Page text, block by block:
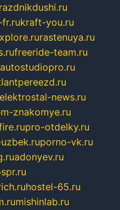
kraft-you.ru
rastenuya.ru
freeride-team.ru
autostudiopro.ru
elektrostal-news.ru
znakomye.ru
pro-otdelky.ru
porno-vk.ru
adonyev.ru
hostel-65.ru
mishinlab.ru